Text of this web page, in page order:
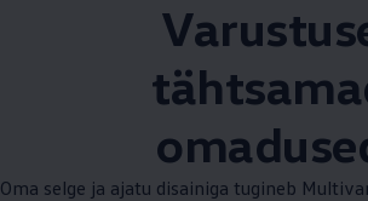
Oma selge ja ajatu disainiga tugineb